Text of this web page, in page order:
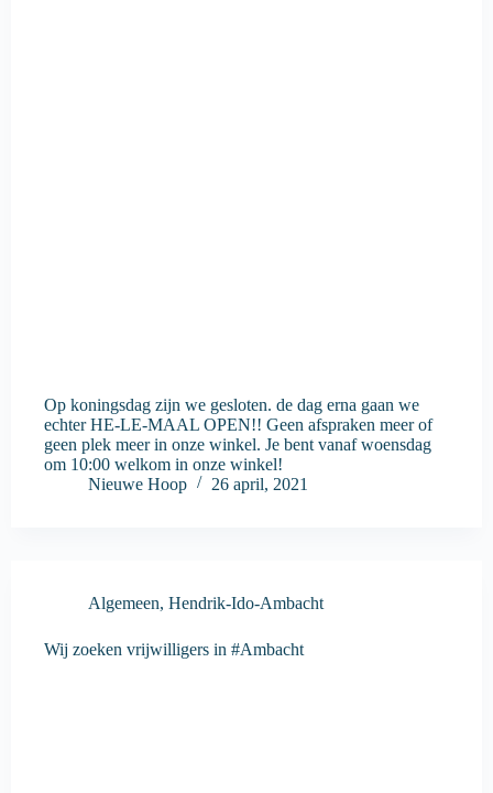
Op koningsdag zijn we gesloten. de dag erna gaan we
echter HE-LE-MAAL OPEN!! Geen afspraken meer of
geen plek meer in onze winkel. Je bent vanaf woensdag
om 10:00 welkom in onze winkel!
Nieuwe Hoop
26 april, 2021
Algemeen, Hendrik-Ido-Ambacht
Wij zoeken vrijwilligers in #Ambacht